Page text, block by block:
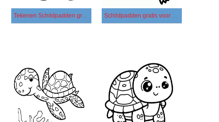
Tekenen Schildpadden gratis afdrukbaar Schildpadden gratis voor kinderen